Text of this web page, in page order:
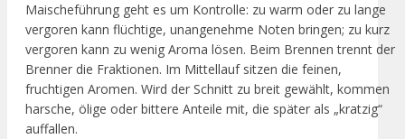
Maischeführung geht es um Kontrolle: zu warm oder zu lange
vergoren kann flüchtige, unangenehme Noten bringen; zu kurz
vergoren kann zu wenig Aroma lösen. Beim Brennen trennt der
Brenner die Fraktionen. Im Mittellauf sitzen die feinen,
fruchtigen Aromen. Wird der Schnitt zu breit gewählt, kommen
harsche, ölige oder bittere Anteile mit, die später als „kratzig“
auffallen.